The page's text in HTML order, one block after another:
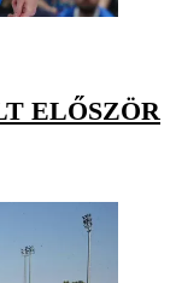
ELŐSZÖR